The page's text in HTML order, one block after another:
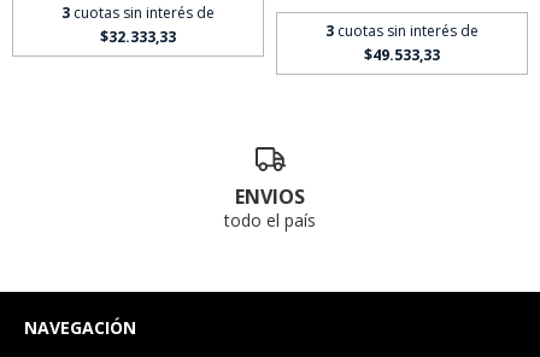
3 cuotas sin interés de
$32.333,33
3 cuotas sin interés de
$49.533,33
ENVIOS
todo el país
NAVEGACIÓN